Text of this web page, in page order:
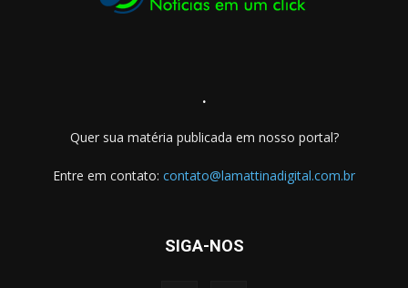
.
Quer sua matéria publicada em nosso portal?
Entre em contato: contato@lamattinadigital.com.br
SIGA-NOS